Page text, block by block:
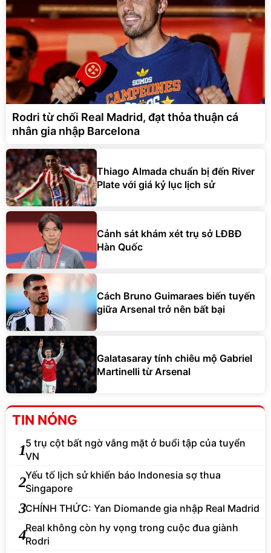
Rodri từ chối Real Madrid, đạt thỏa thuận cá
nhân gia nhập Barcelona
Thiago Almada chuẩn bị đến River
Plate với giá kỷ lục lịch sử
Cảnh sát khám xét trụ sở LĐBĐ
Hàn Quốc
Cách Bruno Guimaraes biến tuyến
giữa Arsenal trở nên bất bại
Galatasaray tính chiêu mộ Gabriel
Martinelli từ Arsenal
TIN NÓNG
15 trụ cột bất ngờ vắng mặt ở buổi tập của tuyển
VN
2Yếu tố lịch sử khiến báo Indonesia sợ thua
Singapore
3CHÍNH THỨC: Yan Diomande gia nhập Real Madrid
4Real không còn hy vọng trong cuộc đua giành
Rodri